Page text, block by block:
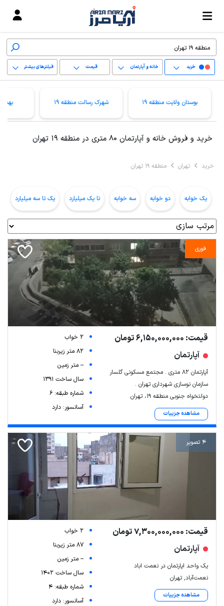
خرید خانه و آپارتمان قیمت فیلترهای بیشتر
پاک کردن محدوده
بوستان ولایت منطقه 19 شهرک رسالت منطقه 19
خرید و فروش خانه و آپارتمان 80 متری در منطقه 19 تهران
خرید تهران منطقه 19 تهران
یک خوابه دو خوابه سه خوابه تا یک میلیارد یک تا سه میلیارد
فوری
قیمت: 6,150,000,000 تومان
آپارتمان
آپارتمان ۸۲ متری . مجتمع مسکونی گلسار ‌
سازمان نوسازی شهرداری تهران .
دولتخواه جنوبی منطقه 19، تهران
مشاهده جزییات
2 خواب
82 متر زیربنا
-- متر زمین
سال ساخت 1391
شماره طبقه: 6
آسانسور: دارد
4 تصویر
قیمت: 7,300,000,000 تومان
آپارتمان
یک واحد اپارتمان در نعمت اباد
نعمت‌آباد, تهران
مشاهده جزییات
2 خواب
87 متر زیربنا
-- متر زمین
سال ساخت 1402
شماره طبقه: 4
آسانسور: دارد